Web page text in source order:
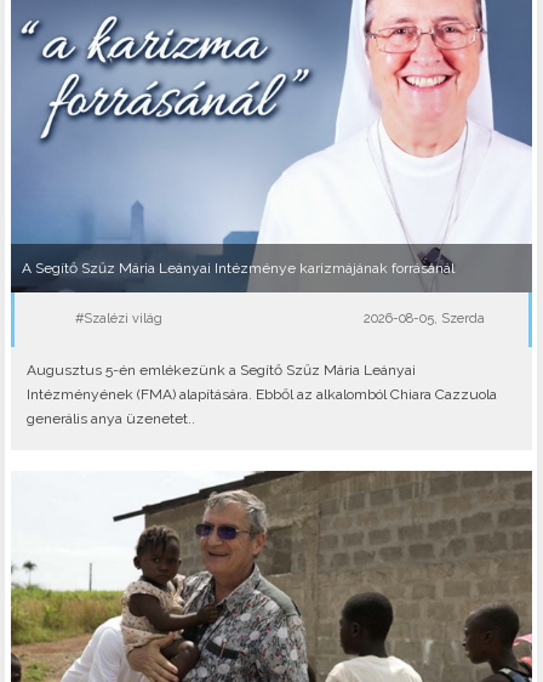
A Segítő Szűz Mária Leányai Intézménye karizmájának forrásánál
#Szalézi világ 2026-08-05, Szerda
Augusztus 5-én emlékezünk a Segítő Szűz Mária Leányai
Intézményének (FMA) alapítására. Ebből az alkalomból Chiara Cazzuola
generális anya üzenetet..